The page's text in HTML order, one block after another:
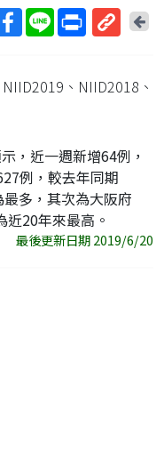
短
回
、NIID2018、
，近一週新增64例，
例，較去年同期
多，其次為大阪府
20年來最高。
最後更新日期 2019/6/20